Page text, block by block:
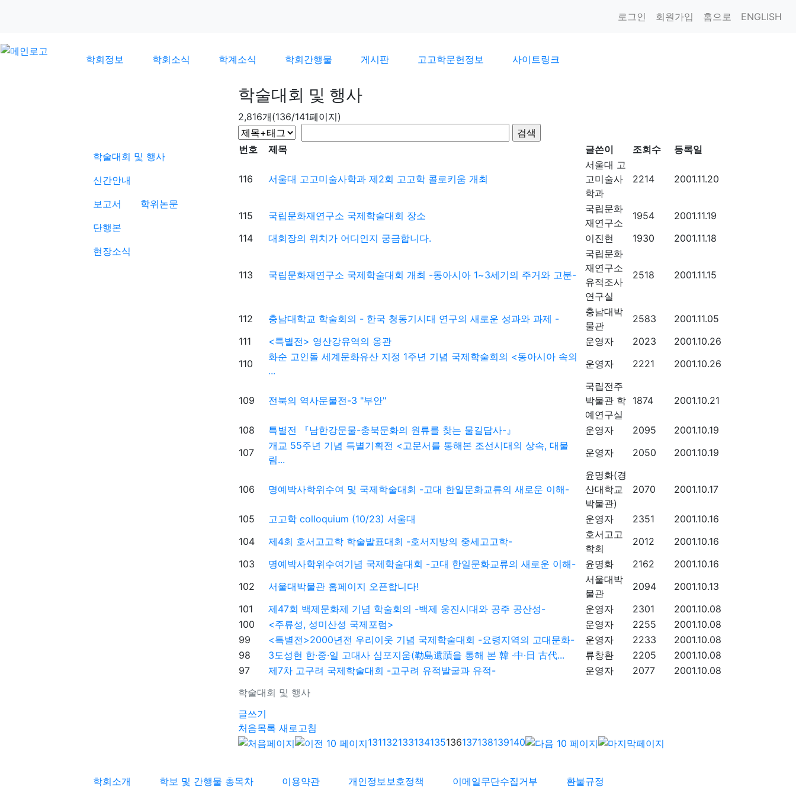
로그인 회원가입 홈으로 ENGLISH
학회정보 학회소식 학계소식 학회간행물 게시판 고고학문헌정보 사이트링크
학술대회 및 행사
신간안내
보고서
학위논문
단행본
현장소식
학술대회 및 행사
2,816개(136/141페이지)
학술대회 및 행사
번호 제목 글쓴이 조회수 등록일
116 서울대 고고미술사학과 제2회 고고학 콜로키움 개최
서울대 고
고미술사
학과
2214 2001.11.20
115 국립문화재연구소 국제학술대회 장소
국립문화
재연구소
1954
2001.11.19
114
대회장의 위치가 어디인지 궁금합니다. 이진현 1930 2001.11.18
113 국립문화재연구소 국제학술대회 개최 -동아시아 1~3세기의 주거와 고분-
국립문화
재연구소
유적조사
연구실
2518 2001.11.15
112 충남대학교 학술회의 - 한국 청동기시대 연구의 새로운 성과와 과제 -
충남대박
물관
2583
2001.11.05
111
<특별전> 영산강유역의 옹관 운영자 2023
2001.10.26
110
화순 고인돌 세계문화유산 지정 1주년 기념 국제학술회의 <동아시아 속의
...
운영자 2221 2001.10.26
109 전북의 역사문물전-3 "부안"
국립전주
박물관 학
예연구실
1874 2001.10.21
108 특별전 『남한강문물-충북문화의 원류를 찾는 물길답사-』 운영자 2095
2001.10.19
107
개교 55주년 기념 특별기획전 <고문서를 통해본 조선시대의 상속, 대물
림...
운영자 2050 2001.10.19
106 명예박사학위수여 및 국제학술대회 -고대 한일문화교류의 새로운 이해-
윤명화(경
산대학교
박물관)
2070 2001.10.17
105 고고학 colloquium (10/23) 서울대 운영자 2351
2001.10.16
104
제4회 호서고고학 학술발표대회 -호서지방의 중세고고학-
호서고고
학회
2012
2001.10.16
103
명예박사학위수여기념 국제학술대회 -고대 한일문화교류의 새로운 이해- 윤명화 2162
2001.10.16
102
서울대박물관 홈페이지 오픈합니다!
서울대박
물관
2094
2001.10.13
101
제47회 백제문화제 기념 학술회의 -백제 웅진시대와 공주 공산성- 운영자 2301
2001.10.08
100
<주류성, 성미산성 국제포럼> 운영자 2255
2001.10.08
99
<특별전>2000년전 우리이웃 기념 국제학술대회 -요령지역의 고대문화- 운영자 2233
2001.10.08
98
3도성현 한·중·일 고대사 심포지움(勒島遺蹟을 통해 본 韓 ·中·日 古代... 류창환 2205
2001.10.08
97
제7차 고구려 국제학술대회 -고구려 유적발굴과 유적- 운영자 2077 2001.10.08
글쓰기
처음목록 새로고침
131132133134135136137138139140
학회소개 학보 및 간행물 총목차 이용약관 개인정보보호정책 이메일무단수집거부 환불규정